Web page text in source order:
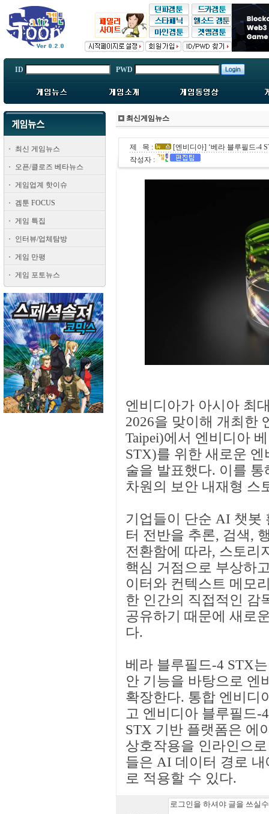
ID PWD
최신 게임뉴스
오픈/클로즈 베타뉴스
게임업계 핫이슈
겜툰 FOCUS
게임 특집
인터뷰/업체탐방
게임 만평
게임 포토뉴스
최신게임뉴스
제 목 :
[엔비디아] ‘베라 블루필드-4
작성자 :
엔비디아가 아시아 최
2026을 맞이해 개최한
Taipei)에서 엔비디아
STX)를 위한 새로운
술을 발표했다. 이를
차원의 보안 내재형 스
기업들이 단순 AI 챗봇
터 전반을 추론, 검색,
전환함에 따라, 스토리
핵심 거점으로 부상하
이터와 컨텍스트 메모
한 인간의 직접적인 감
공유하기 때문에 새로
다.
베라 블루필드-4 STX
안 기능을 바탕으로 엔
확장한다. 통합 엔비디
고 엔비디아 블루필드-
STX 기반 플랫폼은 에
상호작용을 인라인으
들은 AI 데이터 경로
로 적용할 수 있다.